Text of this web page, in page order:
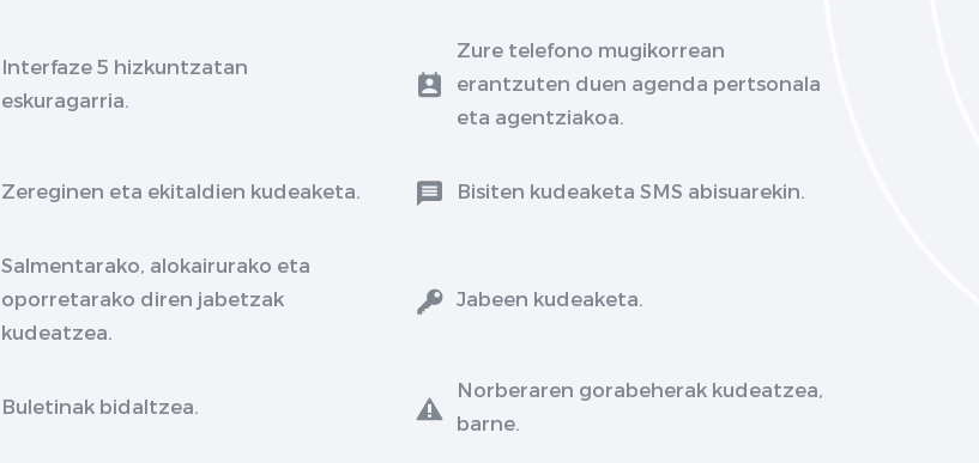
Interfaze 5 hizkuntzatan
eskuragarria.
Zure telefono mugikorrean
erantzuten duen agenda pertsonala
eta agentziakoa.
Zereginen eta ekitaldien kudeaketa. Bisiten kudeaketa SMS abisuarekin.
Salmentarako, alokairurako eta
oporretarako diren jabetzak
kudeatzea.
Jabeen kudeaketa.
Buletinak bidaltzea.
Norberaren gorabeherak kudeatzea,
barne.